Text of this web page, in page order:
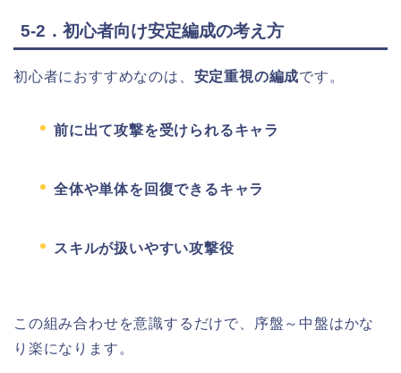
5-2．初心者向け安定編成の考え方
初心者におすすめなのは、 安定重視の編成です。
前に出て攻撃を受けられるキャラ
全体や単体を回復できるキャラ
スキルが扱いやすい攻撃役
この組み合わせを意識するだけで、序盤～中盤はかな
り楽になります。